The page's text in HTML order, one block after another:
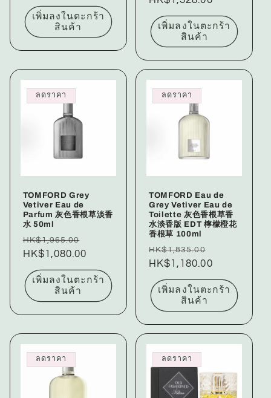
เพิ่มลงในตะกร้า
สินค้า
เพิ่มลงในตะกร้า
สินค้า
ลดราคา
TOMFORD Grey
Vetiver Eau de
Parfum 灰色香根草淡香
水 50ml
ราคา
ปกติ
HK$1,965.00
โปรโมชัน
HK$1,080.00
เพิ่มลงในตะกร้า
สินค้า
ลดราคา
TOMFORD Eau de
Grey Vetiver Eau de
Toilette 灰色香根草香
水淡香版 EDT 檸檬橙花
香根草 100ml
ราคา
ปกติ
HK$1,835.00
โปรโมชัน
HK$1,180.00
เพิ่มลงในตะกร้า
สินค้า
ลดราคา ลดราคา